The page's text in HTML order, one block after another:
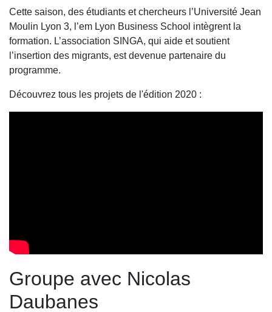
Cette saison, des étudiants et chercheurs l’Université Jean
Moulin Lyon 3, l’em Lyon Business School intègrent la
formation. L’association SINGA, qui aide et soutient
l’insertion des migrants, est devenue partenaire du
programme.
Découvrez tous les projets de l'édition 2020 :
Groupe avec Nicolas
Daubanes